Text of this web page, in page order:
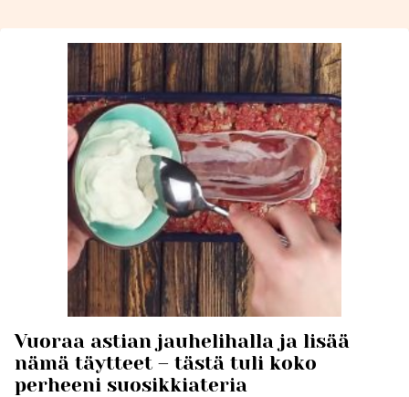
Vuoraa astian jauhelihalla ja lisää
nämä täytteet – tästä tuli koko
perheeni suosikkiateria